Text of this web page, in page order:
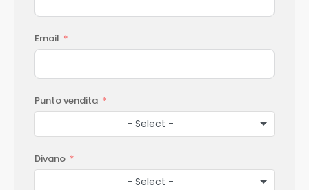
Email
Punto vendita
- Select -
Divano
- Select -